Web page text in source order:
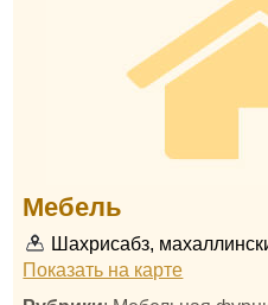
Мебель
Шахрисабз,
Показать на карте